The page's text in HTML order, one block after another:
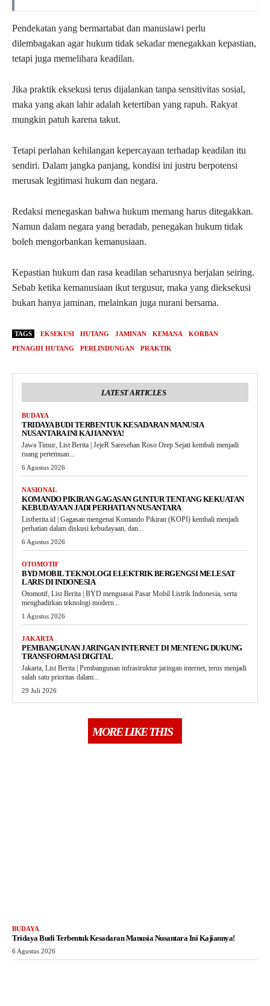
Pendekatan yang bermartabat dan manusiawi perlu
dilembagakan agar hukum tidak sekadar menegakkan kepastian,
tetapi juga memelihara keadilan.
Jika praktik eksekusi terus dijalankan tanpa sensitivitas sosial,
maka yang akan lahir adalah ketertiban yang rapuh. Rakyat
mungkin patuh karena takut.
Tetapi perlahan kehilangan kepercayaan terhadap keadilan itu
sendiri. Dalam jangka panjang, kondisi ini justru berpotensi
merusak legitimasi hukum dan negara.
Redaksi menegaskan bahwa hukum memang harus ditegakkan.
Namun dalam negara yang beradab, penegakan hukum tidak
boleh mengorbankan kemanusiaan.
Kepastian hukum dan rasa keadilan seharusnya berjalan seiring.
Sebab ketika kemanusiaan ikut tergusur, maka yang dieksekusi
bukan hanya jaminan, melainkan juga nurani bersama.
TAGS EKSEKUSI HUTANG JAMINAN KEMANA
KORBAN
PENAGIH HUTANG
PERLINDUNGAN PRAKTIK
LATEST ARTICLES
BUDAYA
TRIDAYA BUDI TERBENTUK KESADARAN MANUSIA
NUSANTARA INI KAJIANNYA!
Jawa Timur, List Berita | JejeR Saresehan Roso Orep Sejati kembali menjadi
ruang pertemuan...
6 Agustus 2026
NASIONAL
KOMANDO PIKIRAN GAGASAN GUNTUR TENTANG KEKUATAN
KEBUDAYAAN JADI PERHATIAN NUSANTARA
Listberita.id | Gagasan mengenai Komando Pikiran (KOPI) kembali menjadi
perhatian dalam diskusi kebudayaan, dan...
6 Agustus 2026
OTOMOTIF
BYD MOBIL TEKNOLOGI ELEKTRIK BERGENGSI MELESAT
LARIS DI INDONESIA
Otomotif, List Berita | BYD menguasai Pasar Mobil Listrik Indonesia, serta
menghadirkan teknologi modern...
1 Agustus 2026
JAKARTA
PEMBANGUNAN JARINGAN INTERNET DI MENTENG DUKUNG
TRANSFORMASI DIGITAL
Jakarta, List Berita | Pembangunan infrastruktur jaringan internet, terus menjadi
salah satu prioritas dalam...
29 Juli 2026
MORE LIKE THIS
BUDAYA
Tridaya Budi Terbentuk Kesadaran Manusia Nusantara Ini Kajiannya!
6 Agustus 2026